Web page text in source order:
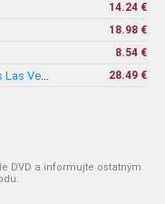
14.24 €
18.98 €
8.54 €
Santana IV - Live At The House of Blues Las Vegas (2CD+DVD)
28.49 €
DVD a informujte ostatným